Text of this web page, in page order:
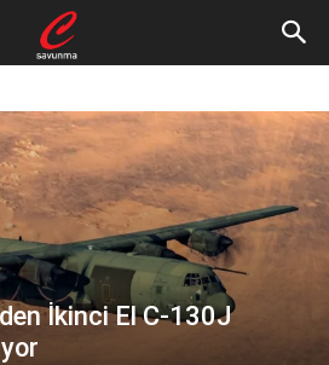
İkinci El C-130J